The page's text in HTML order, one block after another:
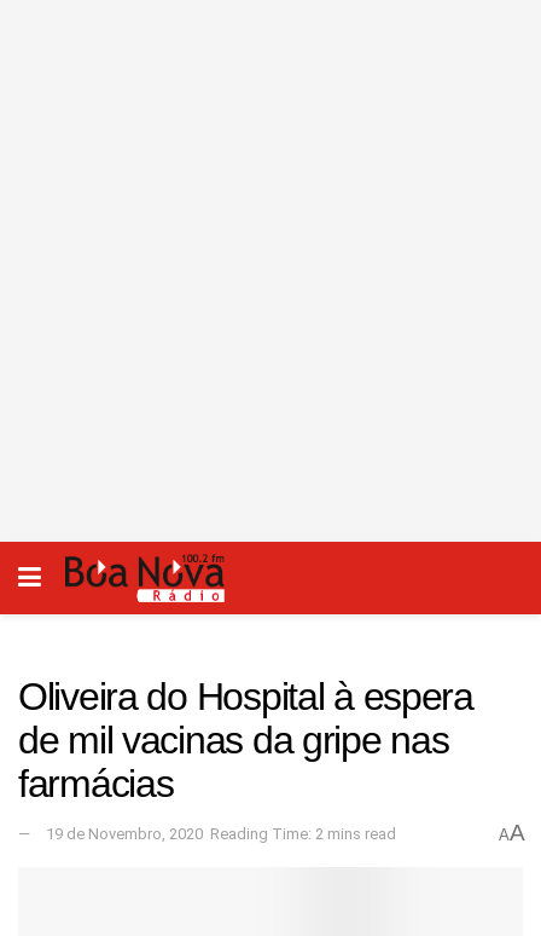
Oliveira do Hospital à espera
de mil vacinas da gripe nas
farmácias
19 de Novembro, 2020 Reading Time: 2 mins read AA